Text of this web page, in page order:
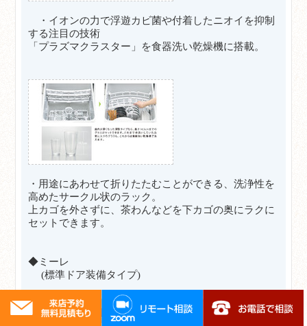
・イオンの力で浮遊カビ菌や付着したニオイを抑制
する注目の技術
「プラズマクラスター」を食器洗い乾燥機に搭載。
・用途にあわせて折りたたむことができる、洗浄性を
高めたサークル状のラック。
上カゴを外さずに、茶わんなどを下カゴの奥にラクに
セットできます。
◆ミーレ
(標準ドア装備タイプ)